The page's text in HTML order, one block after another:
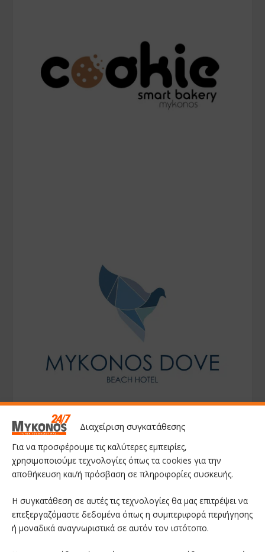
Διαχείριση συγκατάθεσης
Για να προσφέρουμε τις καλύτερες εμπειρίες,
χρησιμοποιούμε τεχνολογίες όπως τα cookies για την
αποθήκευση και/ή πρόσβαση σε πληροφορίες συσκευής.
Η συγκατάθεση σε αυτές τις τεχνολογίες θα μας επιτρέψει να
επεξεργαζόμαστε δεδομένα όπως η συμπεριφορά περιήγησης
ή μοναδικά αναγνωριστικά σε αυτόν τον ιστότοπο.